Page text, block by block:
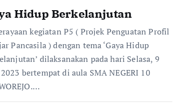
Hidup Berkelanjutan
kegiatan P5 ( Projek Penguatan Profil
Pancasila ) dengan tema ‘Gaya Hidup
dilaksanakan pada hari Selasa, 9
bertempat di aula SMA NEGERI 10